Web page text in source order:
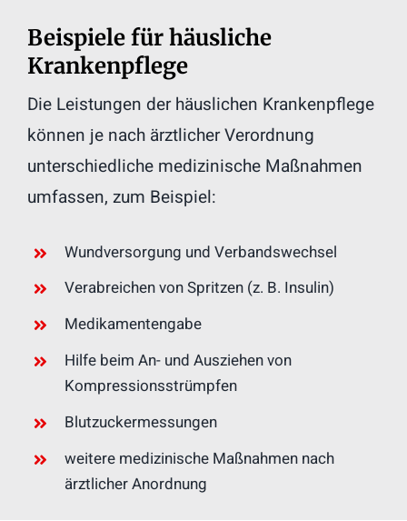
Beispiele für häusliche
Krankenpflege
Die Leistungen der häuslichen Krankenpflege
können je nach ärztlicher Verordnung
unterschiedliche medizinische Maßnahmen
umfassen, zum Beispiel:
Wundversorgung und Verbandswechsel
Verabreichen von Spritzen (z. B. Insulin)
Medikamentengabe
Hilfe beim An- und Ausziehen von
Kompressionsstrümpfen
Blutzuckermessungen
weitere medizinische Maßnahmen nach
ärztlicher Anordnung